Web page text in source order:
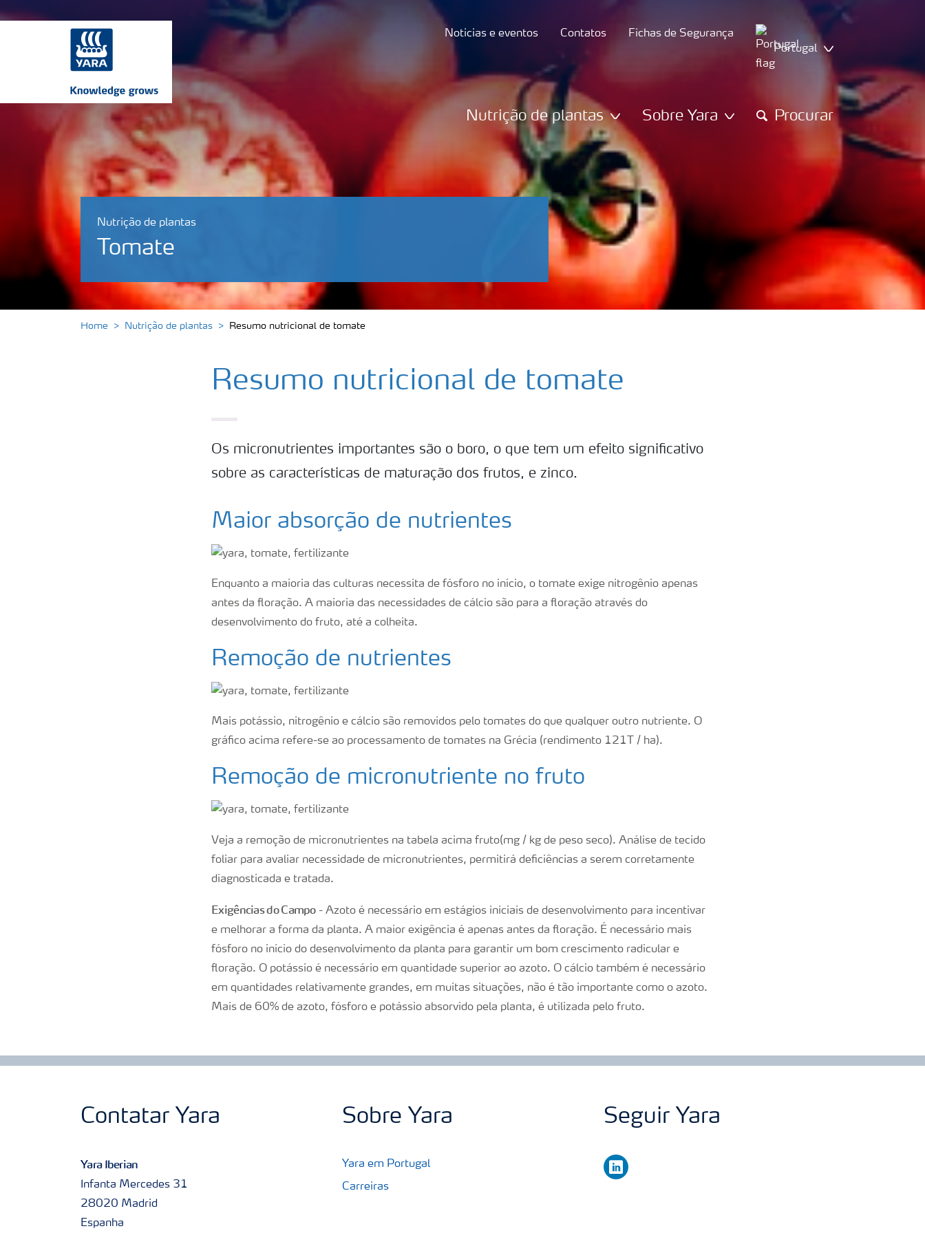
Noticias e eventos Contatos
Fichas de Segurança
Portugal
Nutrição de plantas Sobre Yara Procurar
Nutrição de plantas
Tomate
Home Nutrição de plantas Resumo nutricional de tomate
Resumo nutricional de tomate
Os micronutrientes importantes são o boro, o que tem um efeito significativo
sobre as características de maturação dos frutos, e zinco.
Maior absorção de nutrientes
Enquanto a maioria das culturas necessita de fósforo no início, o tomate exige nitrogênio apenas
antes da floração. A maioria das necessidades de cálcio são para a floração através do
desenvolvimento do fruto, até a colheita.
Remoção de nutrientes
Mais potássio, nitrogênio e cálcio são removidos pelo tomates do que qualquer outro nutriente. O
gráfico acima refere-se ao processamento de tomates na Grécia (rendimento 121T / ha).
Remoção de micronutriente no fruto
Veja a remoção de micronutrientes na tabela acima fruto(mg / kg de peso seco). Análise de tecido
foliar para avaliar necessidade de micronutrientes, permitirá deficiências a serem corretamente
diagnosticada e tratada.
Exigências do Campo- Azoto é necessário em estágios iniciais de desenvolvimento para incentivar
e melhorar a forma da planta. A maior exigência é apenas antes da floração. É necessário mais
fósforo no início do desenvolvimento da planta para garantir um bom crescimento radicular e
floração. O potássio é necessário em quantidade superior ao azoto. O cálcio também é necessário
em quantidades relativamente grandes, em muitas situações, não é tão importante como o azoto.
Mais de 60% de azoto, fósforo e potássio absorvido pela planta, é utilizada pelo fruto.
Contatar Yara
Yara Iberian
Infanta Mercedes 31
28020 Madrid
Espanha
Sobre Yara
Yara em Portugal
Carreiras
Seguir Yara
linkedin